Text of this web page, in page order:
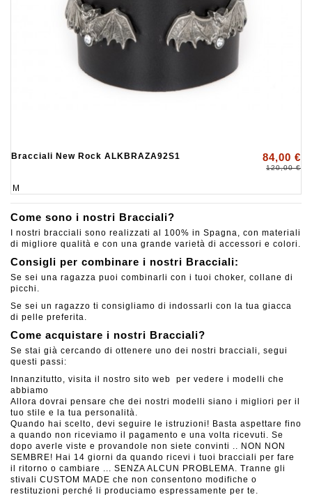
Bracciali New Rock ALKBRAZA92S1 84,00 €
120,00 €
M
Come sono i nostri Bracciali?
I nostri bracciali sono realizzati al 100% in Spagna, con materiali
di migliore qualità e con una grande varietà di accessori e colori.
Consigli per combinare i nostri Bracciali:
Se sei una ragazza puoi combinarli con i tuoi choker, collane di
picchi.
Se sei un ragazzo ti consigliamo di indossarli con la tua giacca
di pelle preferita.
Come acquistare i nostri Bracciali?
Se stai già cercando di ottenere uno dei nostri bracciali, segui
questi passi:
Innanzitutto, visita il nostro sito web per vedere i modelli che
abbiamo
Allora dovrai pensare che dei nostri modelli siano i migliori per il
tuo stile e la tua personalità.
Quando hai scelto, devi seguire le istruzioni! Basta aspettare fino
a quando non riceviamo il pagamento e una volta ricevuti. Se
dopo averle viste e provandole non siete convinti .. NON NON
SEMBRE! Hai 14 giorni da quando ricevi i tuoi bracciali per fare
il ritorno o cambiare ... SENZA ALCUN PROBLEMA. Tranne gli
stivali CUSTOM MADE che non consentono modifiche o
restituzioni perché li produciamo espressamente per te.